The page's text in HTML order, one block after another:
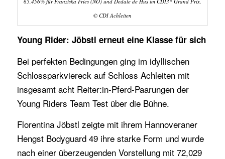
© CDI Achleiten
Young Rider: Jöbstl erneut eine Klasse für sich
Bei perfekten Bedingungen ging im idyllischen
Schlossparkviereck auf Schloss Achleiten mit
insgesamt acht Reiter:in-Pferd-Paarungen der
Young Riders Team Test über die Bühne.
Florentina Jöbstl zeigte mit ihrem Hannoveraner
Hengst Bodyguard 49 ihre starke Form und wurde
nach einer überzeugenden Vorstellung mit 72,029